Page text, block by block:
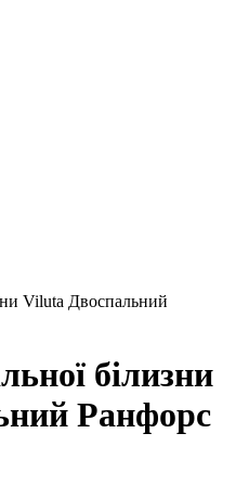
Viluta Двоспальний
білизни
Ранфорс